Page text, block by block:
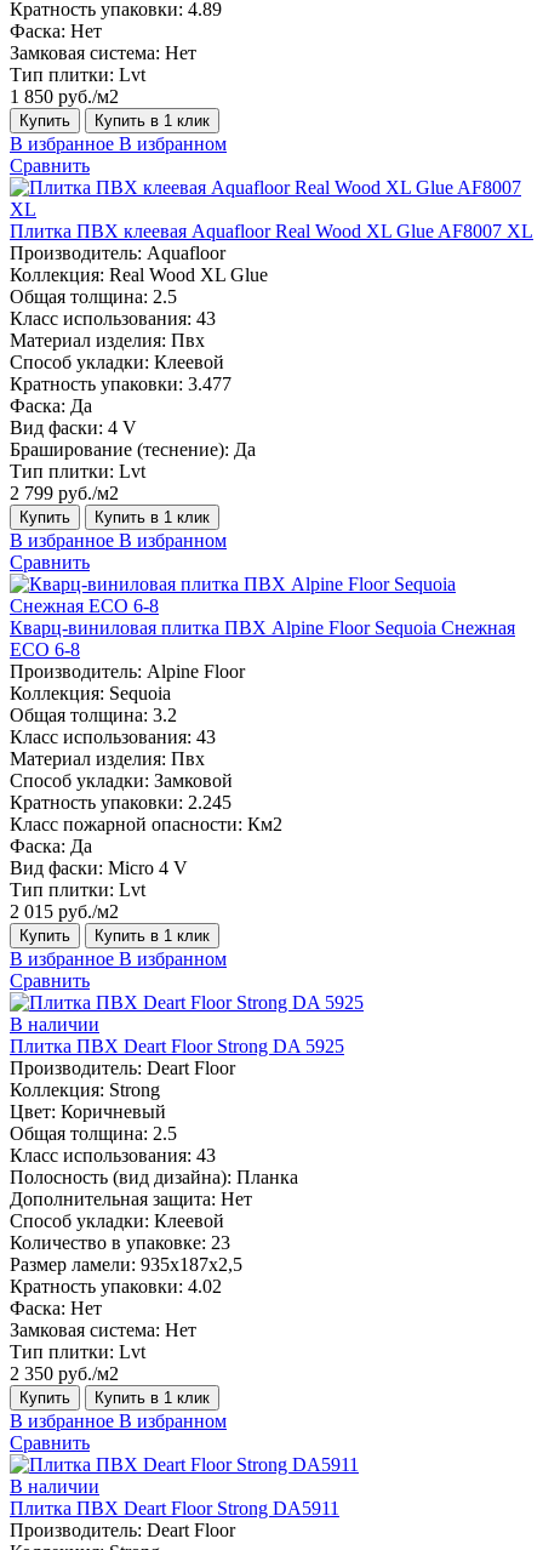
Кратность упаковки: 4.89
Фаска: Нет
Замковая система: Нет
Тип плитки: Lvt
1 850 руб./м2
Купить Купить в 1 клик
В избранное В избранном
Сравнить
Плитка ПВХ клеевая Aquafloor Real Wood XL Glue AF8007 XL
Производитель: Aquafloor
Коллекция: Real Wood XL Glue
Общая толщина: 2.5
Класс использования: 43
Материал изделия: Пвх
Способ укладки: Клеевой
Кратность упаковки: 3.477
Фаска: Да
Вид фаски: 4 V
Браширование (теснение): Да
Тип плитки: Lvt
2 799 руб./м2
Купить Купить в 1 клик
В избранное В избранном
Сравнить
Кварц-виниловая плитка ПВХ Alpine Floor Sequoia Снежная
ECO 6-8
Производитель: Alpine Floor
Коллекция: Sequoia
Общая толщина: 3.2
Класс использования: 43
Материал изделия: Пвх
Способ укладки: Замковой
Кратность упаковки: 2.245
Класс пожарной опасности: Км2
Фаска: Да
Вид фаски: Micro 4 V
Тип плитки: Lvt
2 015 руб./м2
Купить Купить в 1 клик
В избранное В избранном
Сравнить
В наличии
Плитка ПВХ Deart Floor Strong DA 5925
Производитель: Deart Floor
Коллекция: Strong
Цвет: Коричневый
Общая толщина: 2.5
Класс использования: 43
Полосность (вид дизайна): Планка
Дополнительная защита: Нет
Способ укладки: Клеевой
Количество в упаковке: 23
Размер ламели: 935х187х2,5
Кратность упаковки: 4.02
Фаска: Нет
Замковая система: Нет
Тип плитки: Lvt
2 350 руб./м2
Купить Купить в 1 клик
В избранное В избранном
Сравнить
В наличии
Плитка ПВХ Deart Floor Strong DA5911
Производитель: Deart Floor